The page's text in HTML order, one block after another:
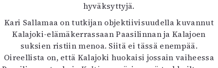
hyväksyttyjä.
Kari Sallamaa on tutkijan objektiivisuudella kuvannut
Kalajoki-elämäkerrassaan Paasilinnan ja Kalajoen
suksien ristiin menoa. Siitä ei tässä enempää.
Oireellista on, että Kalajoki huokaisi jossain vaiheessa